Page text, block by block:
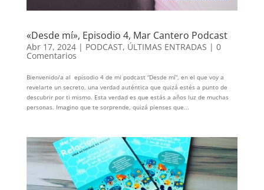
«Desde mí», Episodio 4, Mar Cantero Podcast
Abr 17, 2024| PODCAST, ÚLTIMAS ENTRADAS | 0
Comentarios
Bienvenido/a al episodio 4 de mi podcast “Desde mí”, en el que voy a
revelarte un secreto, una verdad auténtica que quizá estés a punto de
descubrir por ti mismo. Esta verdad es que estás a años luz de muchas
personas. Imagino que te sorprende, quizá pienses que...